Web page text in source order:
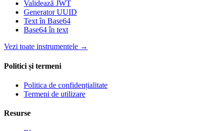
Validează JWT
Generator UUID
Text în Base64
Base64 în text
Vezi toate instrumentele →
Politici și termeni
Politica de confidențialitate
Termeni de utilizare
Resurse